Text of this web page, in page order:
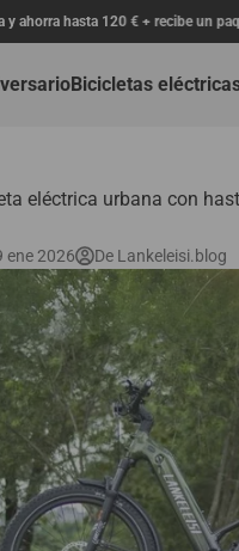
un paquete de regalos de
Bicicletas
eléctrica urbana con
ene 2026 De Lankeleisi.blog